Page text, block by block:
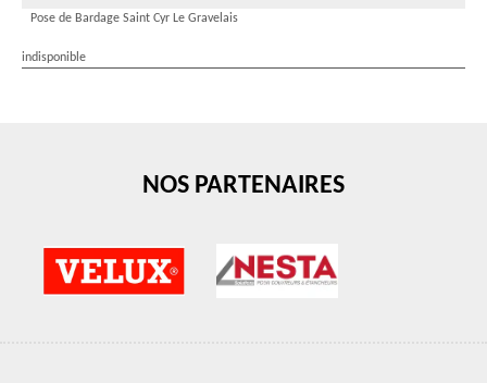
Pose de Bardage Saint Cyr Le Gravelais
indisponible
NOS PARTENAIRES